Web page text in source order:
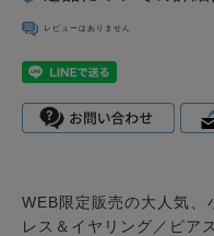
レビューはありません
WEB限定販売の大人気、
レス＆イヤリング／ピア